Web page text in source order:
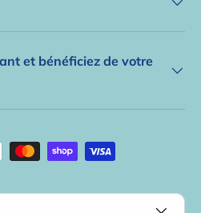
et bénéficiez de votre